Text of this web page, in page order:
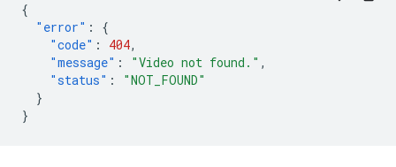
{
"error" :
{
"code" : 404,
"message" : "Video not found." ,
"status" :
"NOT_FOUND"
}
}